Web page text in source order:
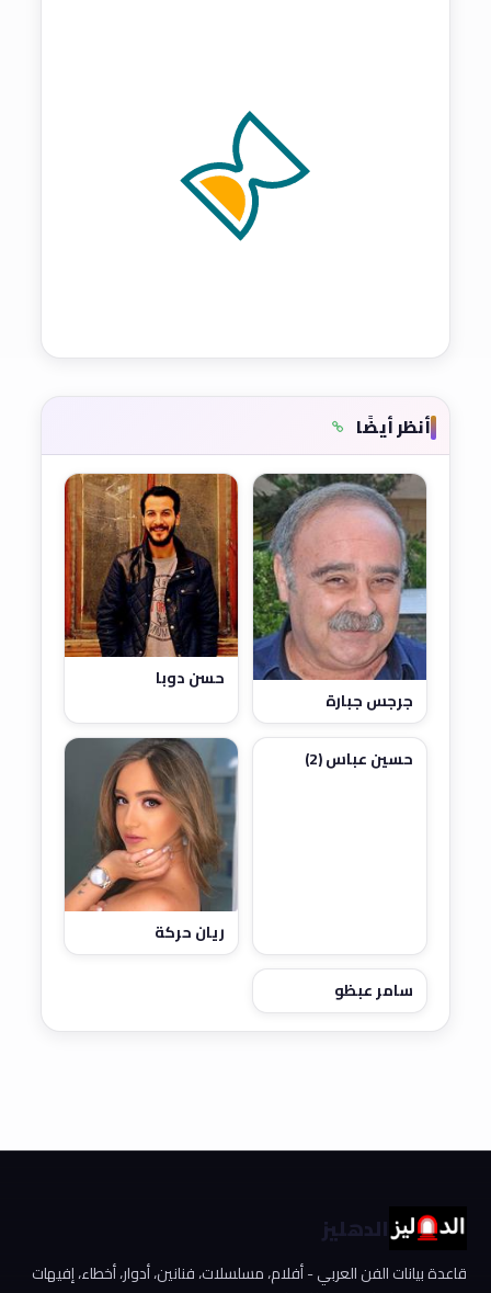
أنظر أيضًا
جرجس جبارة
حسن دوبا
حسين عباس (2)
ريان حركة
سامر عبظو
الدهليز
قاعدة بيانات الفن العربي - أفلام، مسلسلات، فنانين، أدوار، أخطاء، إفيهات